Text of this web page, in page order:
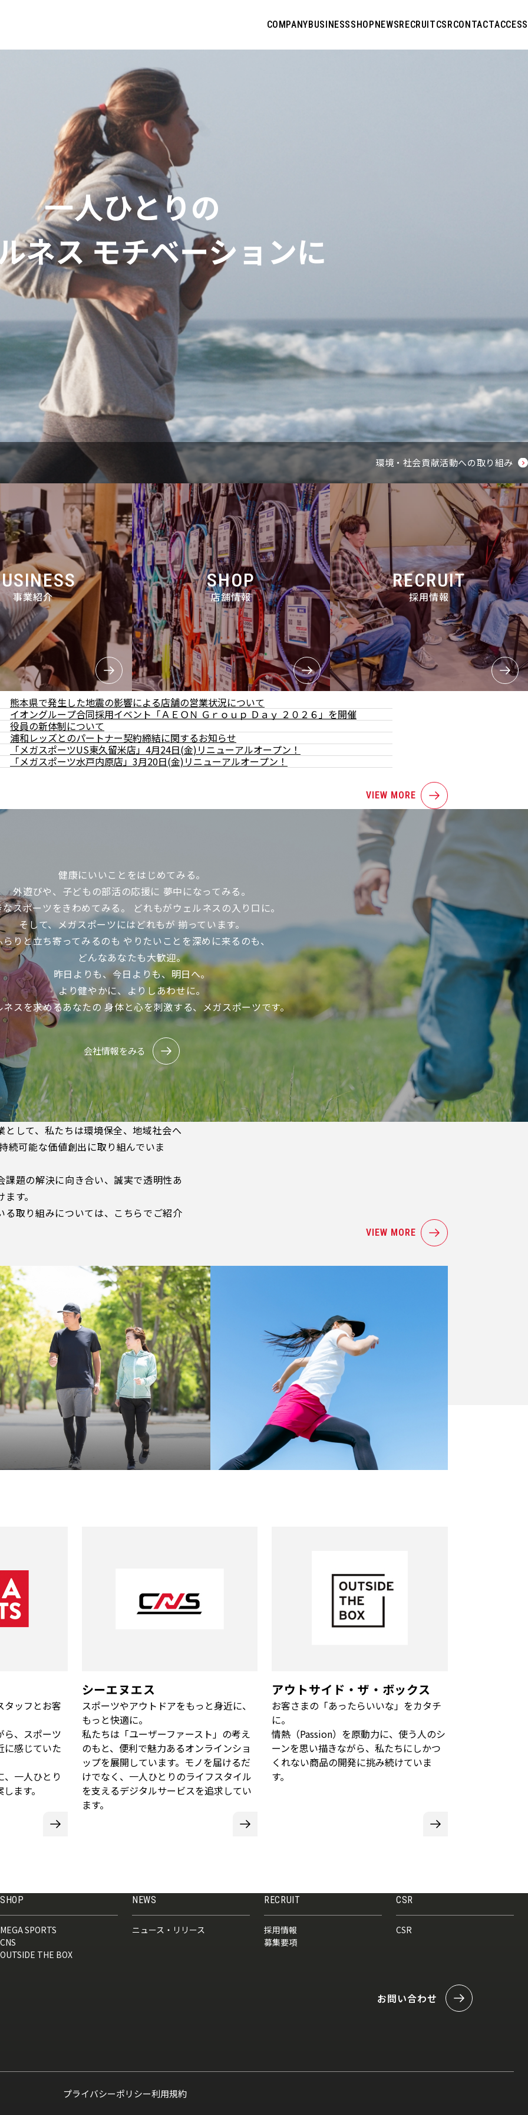
COMPANYBUSINESSSHOPNEWSRECRUITCSRCONTACTACCESS
一人ひとりの
ネスモチベーションに
環境・社会貢献活動への取り組み
事業紹介
SHOP
店舗情報
RECRUIT
採用情報
熊本県で発生した地震の影響による店舗の営業状況について
イオングループ合同採用イベント「ＡＥＯＮ Ｇｒｏｕｐ Ｄａｙ ２０２６」を開催
役員の新体制について
浦和レッズとのパートナー契約締結に関するお知らせ
「メガスポーツUS東久留米店」4月24日(金)リニューアルオープン！
「メガスポーツ水戸内原店」3月20日(金)リニューアルオープン！
VIEW MORE
健康にいいことをはじめてみる。
外遊びや、子どもの部活の応援に 夢中になってみる。
スポーツをきわめてみる。
どれもがウェルネスの入り口に。
そして、メガスポーツにはどれもが揃っています。
らりと立ち寄ってみるのもやりたいことを深めに来るのも、
どんなあなたも大歓迎。
昨日よりも、今日よりも、明日へ。
より健やかに、よりしあわせに。
ネスを求めるあなたの身体と心を刺激する、メガスポーツです。
会社情報をみる
として、私たちは環境保全、地域社会へ
続可能な価値創出に取り組んでいま
課題の解決に向き合い、誠実で透明性あ
す。
る取り組みについては、こちらでご紹介
VIEW MORE
タッフとお客
ら、スポーツ
に感じていた
一人ひとり
ます。
シーエヌエス
スポーツやアウトドアをもっと身近に、
もっと快適に。
私たちは「ユーザーファースト」の考え
のもと、便利で魅力あるオンラインショ
ップを展開しています。モノを届けるだ
けでなく、一人ひとりのライフスタイル
を支えるデジタルサービスを追求してい
ます。
アウトサイド・ザ・ボックス
お客さまの「あったらいいな」をカタチ
に。
情熱（Passion）を原動力に、使う人のシ
ーンを思い描きながら、私たちにしかつ
くれない商品の開発に挑み続けていま
す。
SHOP
MEGA SPORTS
CNS
OUTSIDE THE BOX
NEWS
ニュース・リリース
RECRUIT
採用情報
募集要項
CSR
CSR
お問い合わせ
プライバシーポリシー利用規約